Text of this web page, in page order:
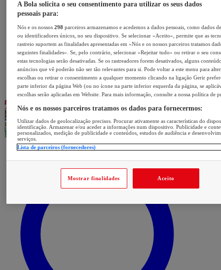
A Bola solicita o seu consentimento para utilizar os seus dados
pessoais para:
Nós e os nossos298 parceiros armazenamos e acedemos a dados pessoais, como dados
ou identificadores únicos, no seu dispositivo. Se selecionar «Aceito», permite que as
rastreio suportem as finalidades apresentadas em «Nós e os nossos parceiros tratamos
seguintes finalidades». Se, pelo contrário, selecionar «Rejeitar tudo» ou retirar o seu
estas tecnologias serão desativadas. Se os rastreadores forem desativados, alguns
anúncios que vê poderão não ser tão relevantes para si. Pode voltar a este menu para
escolhas ou retirar o consentimento a qualquer momento clicando na ligação Gerir
parte inferior da página Web (ou no ícone na parte inferior esquerda da página, se
escolhas serão aplicadas em Website. Para mais informação, consulte a nossa política de
Nós e os nossos parceiros tratamos os dados para fornecermos:
Utilizar dados de geolocalização precisos. Procurar ativamente as características do
identificação. Armazenar e/ou aceder a informações num dispositivo. Publicidade e
personalizados, medição de publicidade e conteúdos, estudos de audiência e
serviços.
Lista de parceiros (fornecedores)
Mostrar finalidades Aceito